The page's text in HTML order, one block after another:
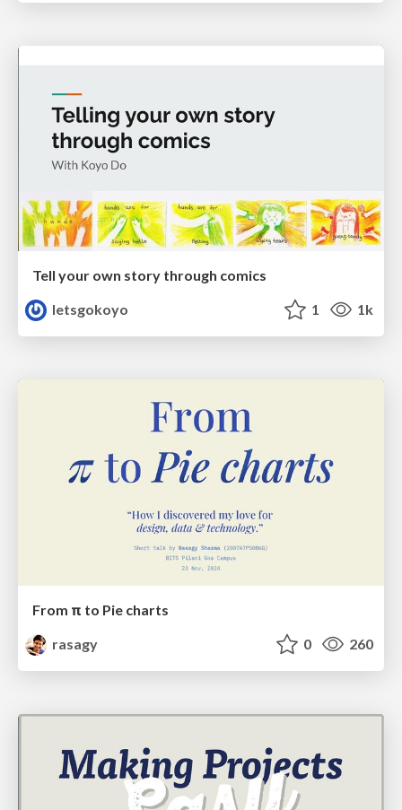
Tell your own story through comics
letsgokoyo
1 1k
From π to Pie charts
rasagy
0 260